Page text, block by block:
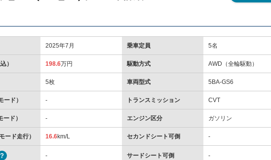
2025年7月 乗車定員 5名
） 198.6万円 駆動方式 AWD（全輪駆動）
5枚 車両型式 5BA-GS6
ード） - トランスミッション CVT
ド） - エンジン区分 ガソリン
ード走行） 16.6km/L セカンドシート可倒 -
- サードシート可倒 -